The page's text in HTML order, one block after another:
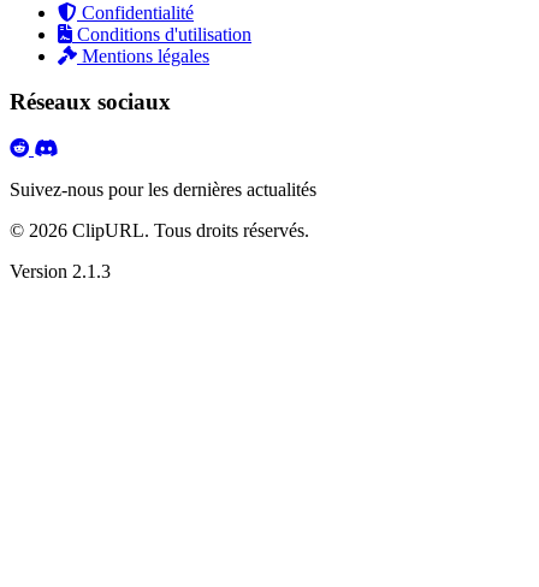
Confidentialité
Conditions d'utilisation
Mentions légales
Réseaux sociaux
Suivez-nous pour les dernières actualités
© 2026 ClipURL. Tous droits réservés.
Version 2.1.3